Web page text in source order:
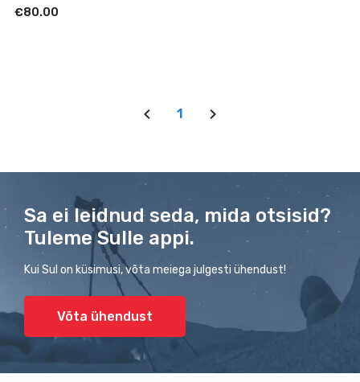
€80.00
1
Sa ei leidnud seda, mida otsisid?
Tuleme Sulle appi.
Kui Sul on küsimusi, võta meiega julgesti ühendust!
Võta ühendust